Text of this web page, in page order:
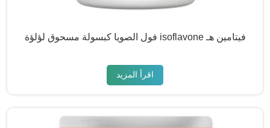
فول الصويا كبسولة مسحوق لؤلؤة isoflavone فيتامين هـ
اقرأ المزيد